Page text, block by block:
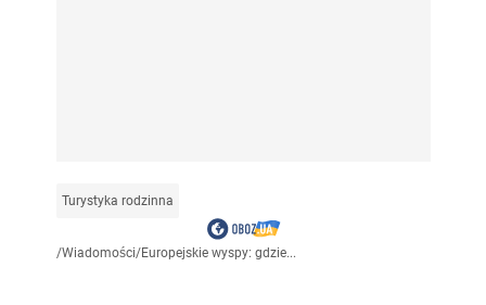
Turystyka rodzinna
/Wiadomości/Europejskie wyspy: gdzie...